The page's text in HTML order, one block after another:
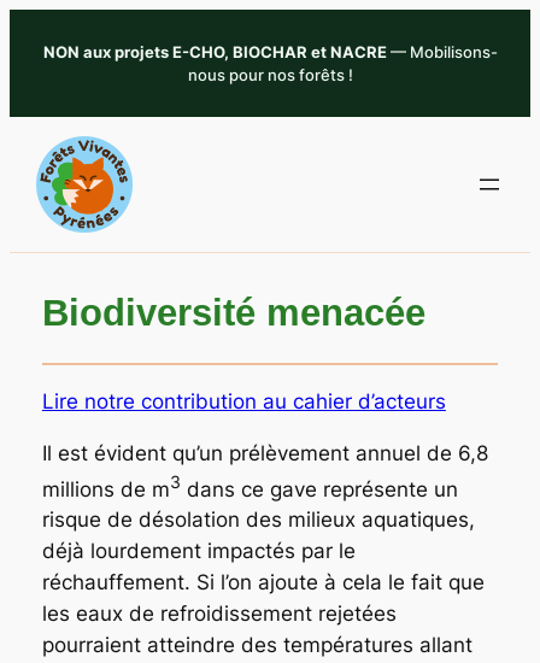
NON aux projets E-CHO, BIOCHAR et NACRE— Mobilisons-
nous pour nos forêts !
Biodiversité menacée
Lire notre contribution au cahier d’acteurs
Il est évident qu’un prélèvement annuel de 6,8
millions de m3 dans ce gave représente un
risque de désolation des milieux aquatiques,
déjà lourdement impactés par le
réchauffement. Si l’on ajoute à cela le fait que
les eaux de refroidissement rejetées
pourraient atteindre des températures allant